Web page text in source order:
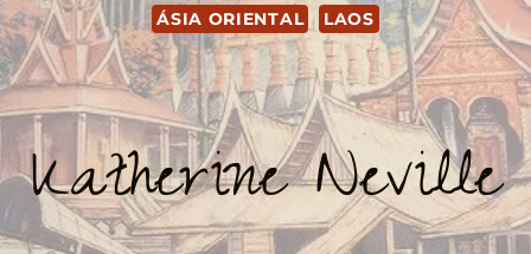
ÁSIA ORIENTAL LAOS
Katherine Neville